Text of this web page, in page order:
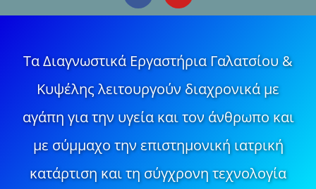
Τα Διαγνωστικά Εργαστήρια Γαλατσίου &
Κυψέλης λειτουργούν διαχρονικά με
αγάπη για την υγεία και τον άνθρωπο και
με σύμμαχο την επιστημονική ιατρική
κατάρτιση και τη σύγχρονη τεχνολογία